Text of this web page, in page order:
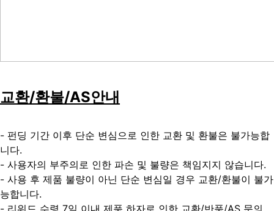
교환/환불/AS안내
- 펀딩 기간 이후 단순 변심으로 인한 교환 및 환불은 불가능합
니다.
- 사용자의 부주의로 인한 파손 및 불량은 책임지지 않습니다.
- 사용 후 제품 불량이 아닌 단순 변심일 경우 교환/환불이 불가
능합니다.